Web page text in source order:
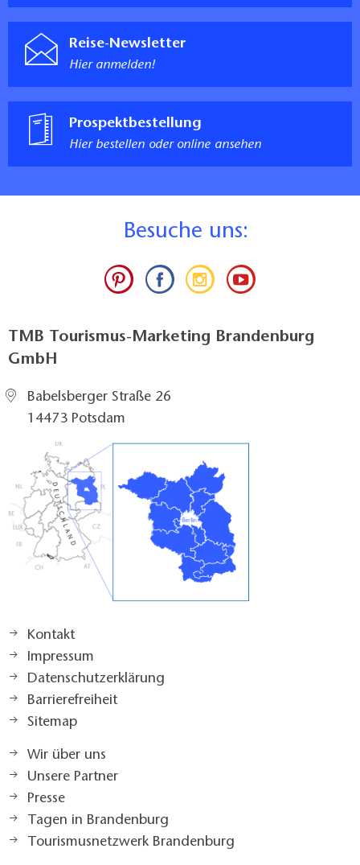
Reise-Newsletter
Hier anmelden!
Prospektbestellung
Hier bestellen oder online ansehen
Besuche uns:
TMB Tourismus-Marketing Brandenburg
GmbH
Babelsberger Straße 26
14473 Potsdam
Kontakt
Impressum
Datenschutzerklärung
Barrierefreiheit
Sitemap
Wir über uns
Unsere Partner
Presse
Tagen in Brandenburg
Tourismusnetzwerk Brandenburg